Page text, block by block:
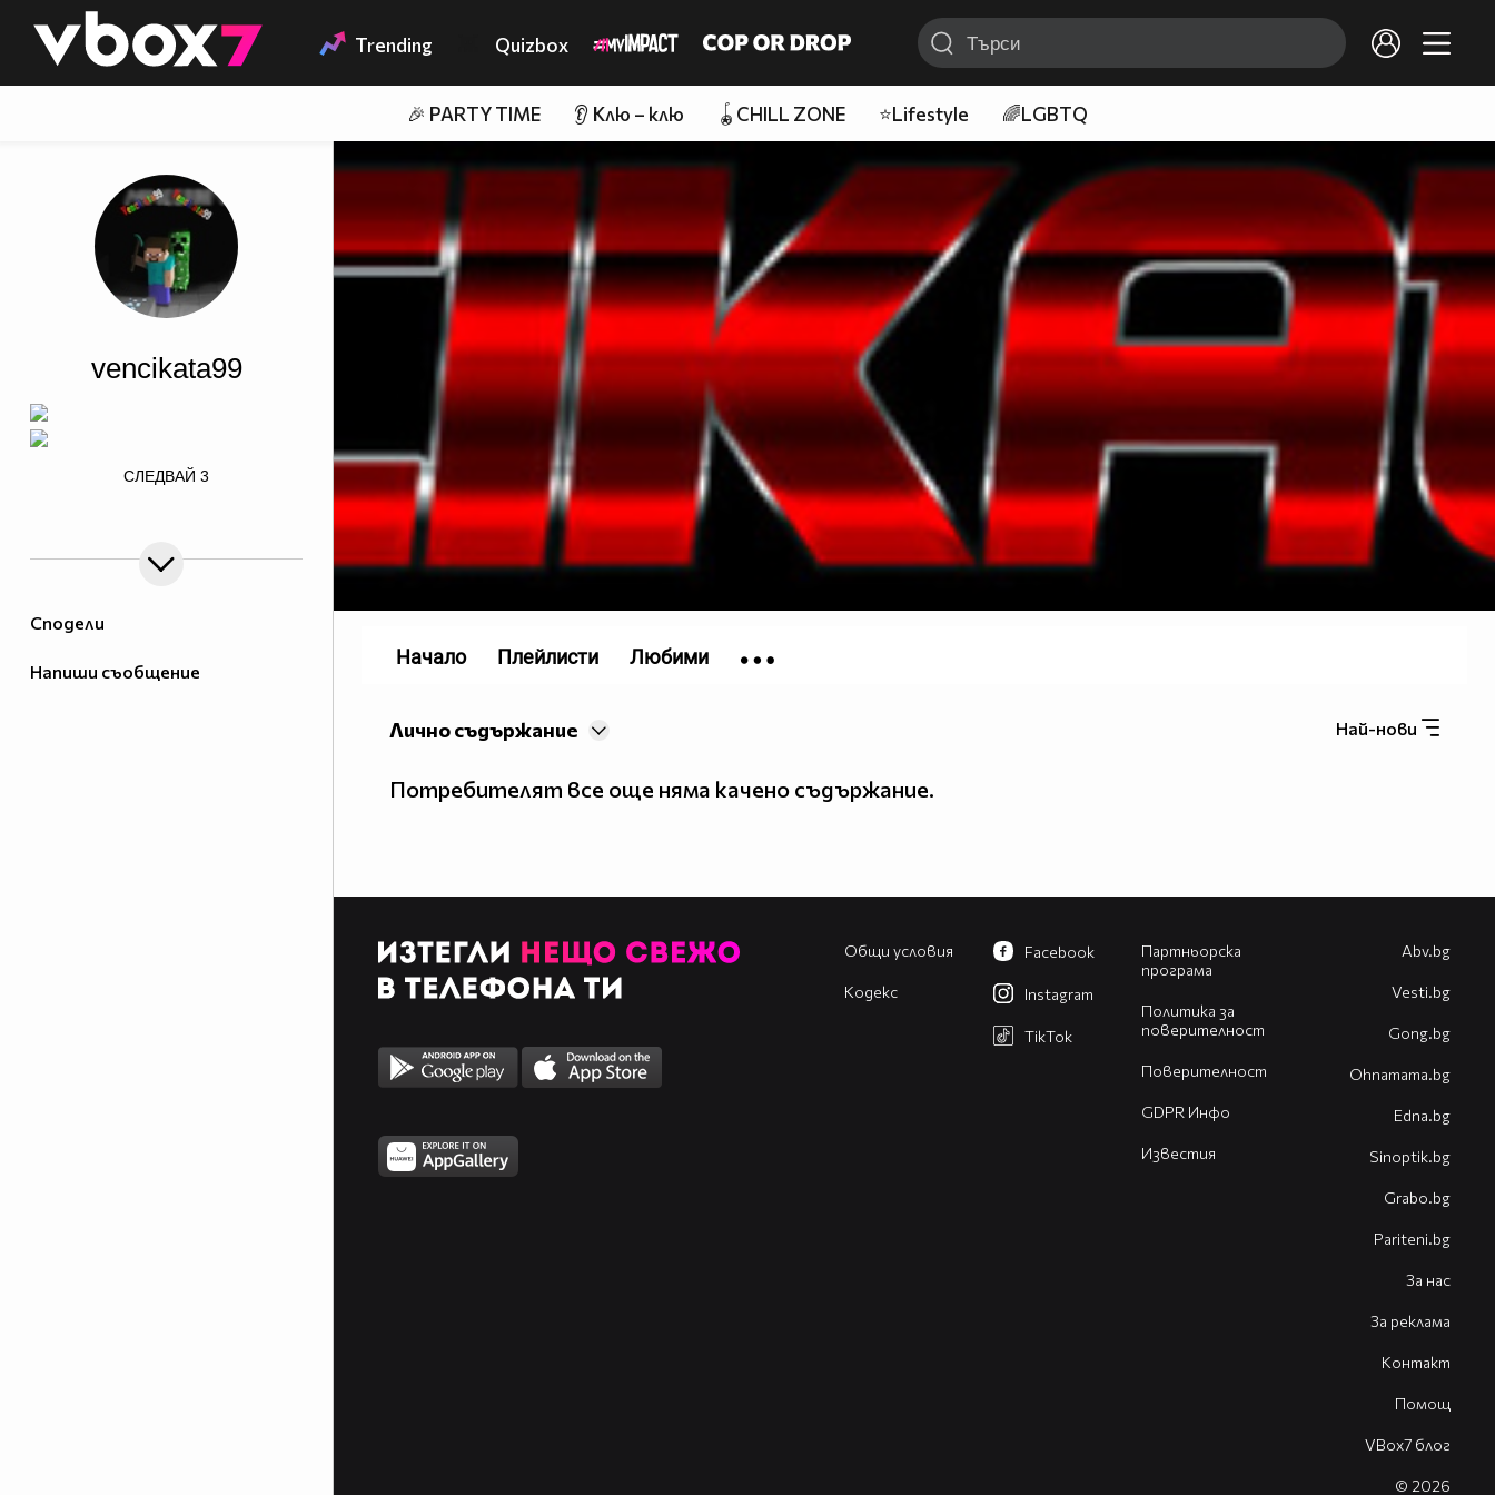
👾 Trending Quizbox
🎉 PARTY TIME 👂 Клю – клю 🪀CHILL ZONE ⭐Lifestyle 🌈LGBTQ
Сподели
Напиши съобщение
vencikata99
border=0 width="376"
СЛЕДВАЙ 3
Най-нови
Лично съдържание
Потребителят все още няма качено съдържание.
Начало Плейлисти Любими
Общи условия
Кодекс
Партньорска
програма
Политика за
поверителност
Поверителност
GDPR Инфо
Известия
Facebook
Instagram
TikTok
Abv.bg
Vesti.bg
Gong.bg
Оhnamama.bg
Edna.bg
Sinoptik.bg
Grabo.bg
Pariteni.bg
За нас
За реклама
Контакт
Помощ
VBox7 блог
© 2026